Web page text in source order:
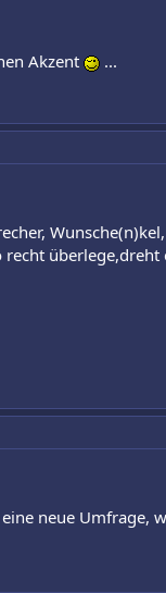
Akzent ...
neue Umfrage,